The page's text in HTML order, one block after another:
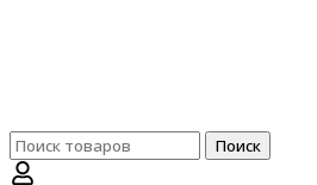
Поиск
по:
Поиск